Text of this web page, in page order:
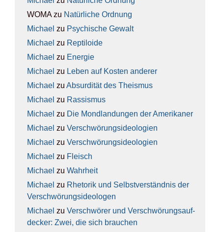
WOMAzu Natür­li­che Ord­nung
Michael zu Psy­chi­sche Gewalt
Michael zu Rep­ti­lo­ide
Michael zu Ener­gie
Michael zu Leben auf Kos­ten ande­rer
Michael zu Absur­di­tät des The­is­mus
Michael zu Ras­sis­mus
Michael zu Die Mond­lan­dun­gen der Ame­ri­ka­ner
Michael zu Ver­schwö­rungs­ideo­lo­gien
Michael zu Ver­schwö­rungs­ideo­lo­gien
Michael zu Fleisch
Michael zu Wahr­heit
Michael zu Rhe­to­rik und Selbst­ver­ständ­nis der
Ver­schwö­rungs­ideo­lo­gen
Michael zu Ver­schwö­rer und Ver­schwö­rungs­auf­
de­cker: Zwei, die sich brau­chen